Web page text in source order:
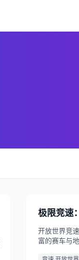
极限竞速
开放世界竞
富的赛车与